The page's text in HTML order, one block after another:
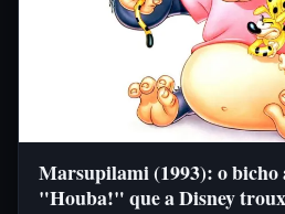
Marsupilami (1993): o bicho
"Houba!" que a Disney